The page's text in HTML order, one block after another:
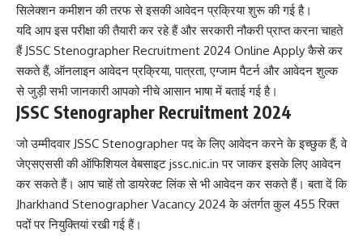
सिलेक्शन कमीशन की तरफ से इसकी आवेदन प्रक्रिया शुरू की गई है।
यदि आप इस परीक्षा की तैयारी कर रहे हैं और सरकारी नौकरी प्राप्त करना चाहते
हैं JSSC Stenographer Recruitment 2024 Online Apply कैसे कर
सकते हैं, ऑनलाइन आवेदन प्रक्रिया, पात्रता, एग्जाम पैटर्न और आवेदन शुल्क
से जुड़ी सभी जानकारी आपको नीचे आसान भाषा में बताई गई है।
JSSC Stenographer Recruitment 2024
जो उम्मीदवार JSSC Stenographer पद के लिए आवेदन करने के इच्छुक हैं, वे
जेएसएससी की ऑफिशियल वेबसाइट jssc.nic.in पर जाकर इसके लिए आवेदन
कर सकते हैं। आप चाहें तो डायरेक्ट लिंक से भी आवेदन कर सकते हैं। बता दें कि
Jharkhand Stenographer Vacancy 2024 के अंतर्गत कुल 455 रिक्त
पदों पर नियुक्तियां रखी गई हैं।